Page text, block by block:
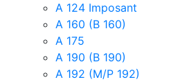
A 124 Imposant
A 160 (B 160)
A 175
A 190 (B 190)
A 192 (M/P 192)